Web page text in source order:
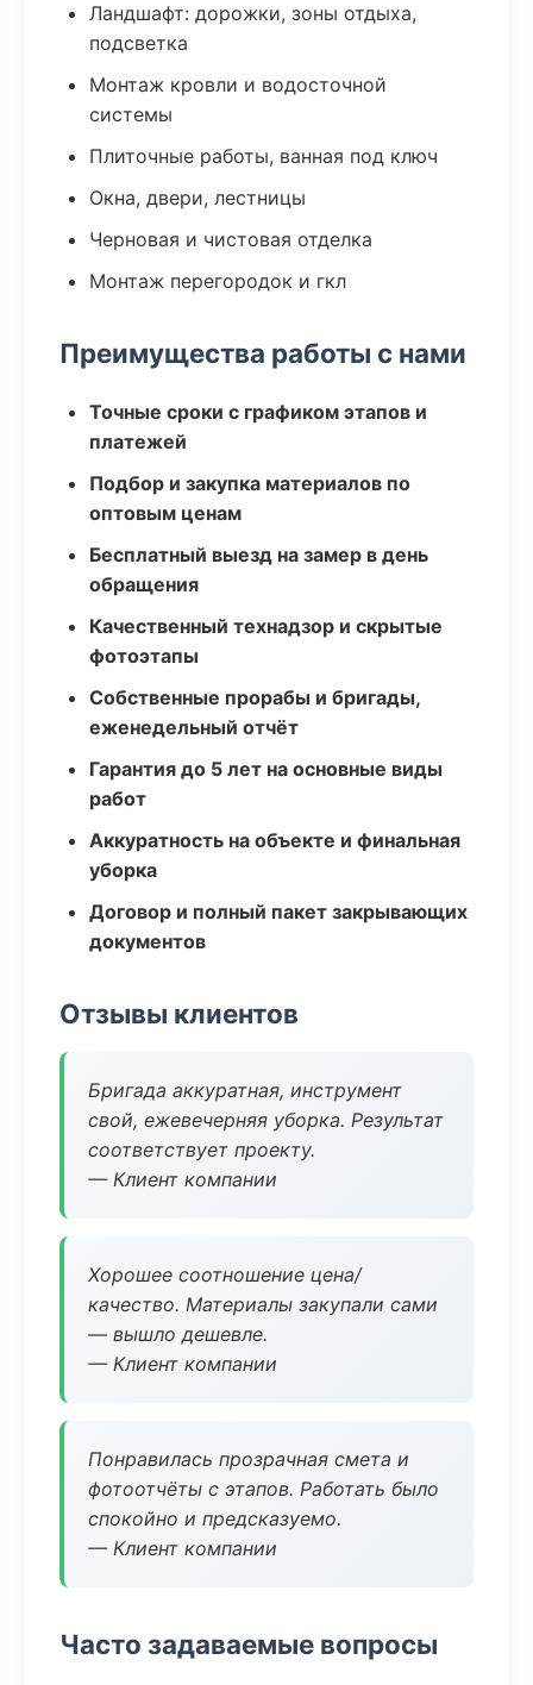
Ландшафт: дорожки, зоны отдыха,
подсветка
Монтаж кровли и водосточной
системы
Плиточные работы, ванная под ключ
Окна, двери, лестницы
Черновая и чистовая отделка
Монтаж перегородок и гкл
Преимущества работы с нами
Точные сроки с графиком этапов и
платежей
Подбор и закупка материалов по
оптовым ценам
Бесплатный выезд на замер в день
обращения
Качественный технадзор и скрытые
фотоэтапы
Собственные прорабы и бригады,
еженедельный отчёт
Гарантия до 5 лет на основные виды
работ
Аккуратность на объекте и финальная
уборка
Договор и полный пакет закрывающих
документов
Отзывы клиентов
Бригада аккуратная, инструмент
свой, ежевечерняя уборка. Результат
соответствует проекту.
— Клиент компании
Хорошее соотношение цена/
качество. Материалы закупали сами
— вышло дешевле.
— Клиент компании
Понравилась прозрачная смета и
фотоотчёты с этапов. Работать было
спокойно и предсказуемо.
— Клиент компании
Часто задаваемые вопросы